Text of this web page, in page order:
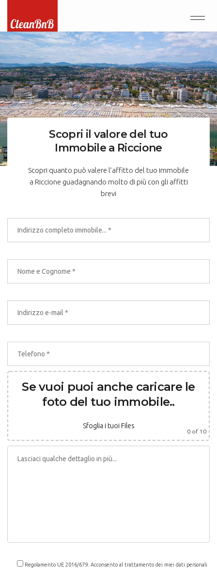
Scopri il valore del tuo
Immobile a Riccione
Scopri quanto può valere l’affitto del tuo immobile
a Riccione guadagnando molto di più con gli affitti
brevi
Se vuoi puoi anche caricare le
foto del tuo immobile..
Sfoglia i tuoi Files
0 of 10
Regolamento UE 2016/679: Acconsento al trattamento dei miei dati personali